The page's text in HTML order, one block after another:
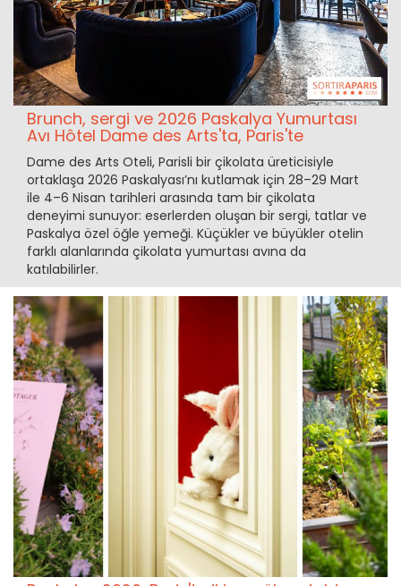
Brunch, sergi ve 2026 Paskalya Yumurtası
Avı Hôtel Dame des Arts'ta, Paris'te
Dame des Arts Oteli, Parisli bir çikolata üreticisiyle
ortaklaşa 2026 Paskalyası’nı kutlamak için 28–29 Mart
ile 4–6 Nisan tarihleri arasında tam bir çikolata
deneyimi sunuyor: eserlerden oluşan bir sergi, tatlar ve
Paskalya özel öğle yemeği. Küçükler ve büyükler otelin
farklı alanlarında çikolata yumurtası avına da
katılabilirler.